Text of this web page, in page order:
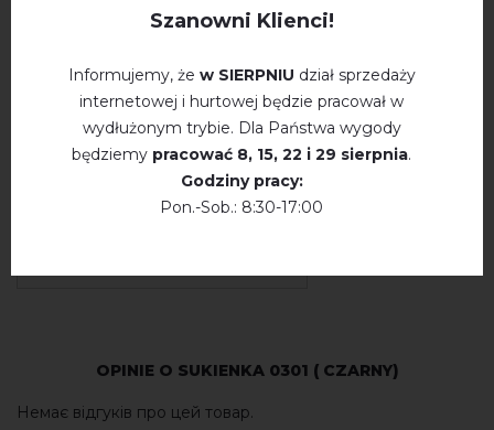
Zwroty i wymiany
Płatność i dostawa
Polityka prywatności
OPINIE O SUKIENKA 0301 ( CZARNY)
Немає відгуків про цей товар.
Szanowni Klienci!
Informujemy, że w SIERPNIU dział sprzedaży
internetowej i hurtowej będzie pracował w
wydłużonym trybie. Dla Państwa wygody
będziemy pracować 8, 15, 22 і 29 sierpnia.
Godziny pracy:
Pon.-Sob.: 8:30-17:00